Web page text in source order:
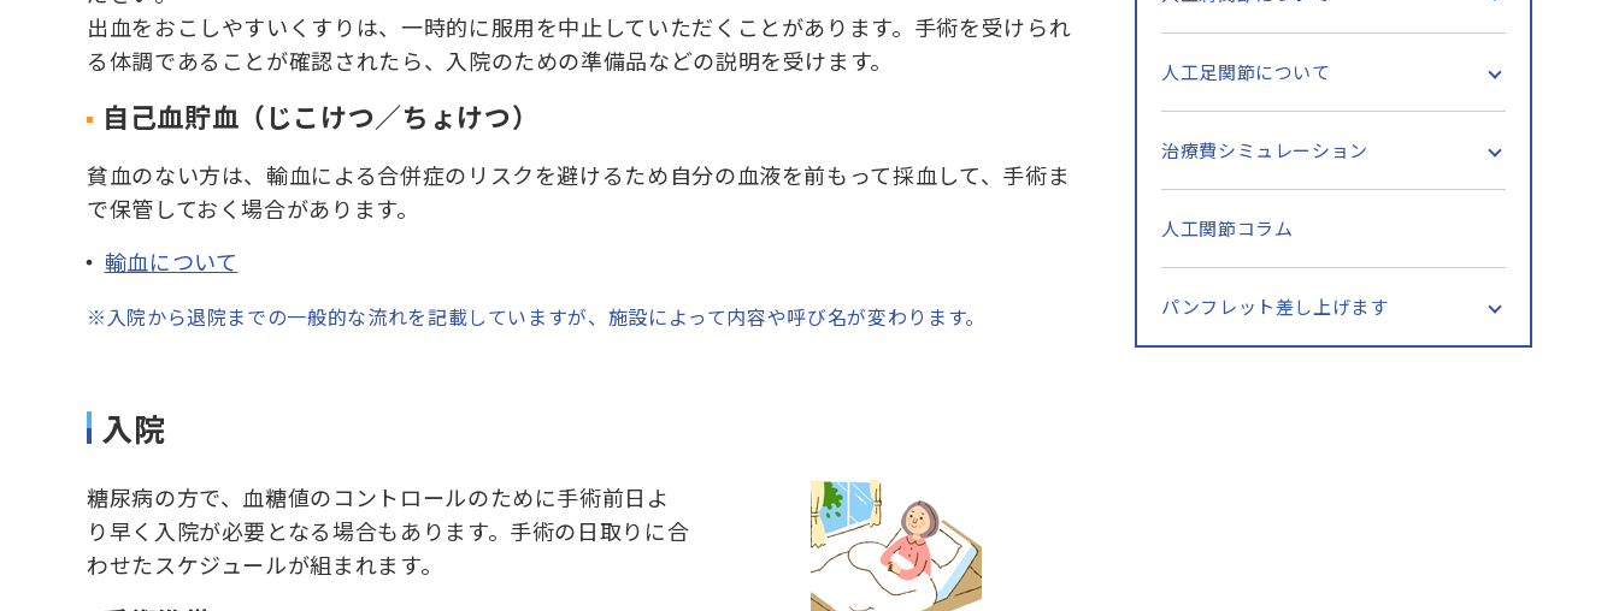
出血をおこしやすいくすりは、一時的に服用を中止していただくことがあります。手術を受けられ
る体調であることが確認されたら、入院のための準備品などの説明を受けます。
自己血貯血（じこけつ／ちょけつ）
貧血のない方は、輸血による合併症のリスクを避けるため自分の血液を前もって採血して、手術ま
で保管しておく場合があります。
輸血について
※入院から退院までの一般的な流れを記載していますが、施設によって内容や呼び名が変わります。
入院
糖尿病の方で、血糖値のコントロールのために手術前日よ
り早く入院が必要となる場合もあります。手術の日取りに合
わせたスケジュールが組まれます。
人工足関節について
治療費シミュレーション
人工関節コラム
パンフレット差し上げます